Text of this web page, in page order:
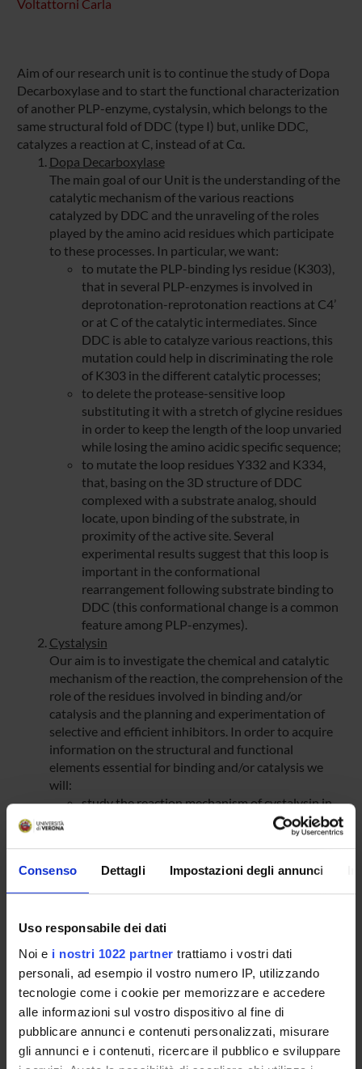
Consenso Dettagli Impostazioni degli annunci
Uso responsabile dei dati
Noi e i nostri 1022 partner trattiamo i vostri dati
personali, ad esempio il vostro numero IP, utilizzando
tecnologie come i cookie per memorizzare e accedere
alle informazioni sul vostro dispositivo al fine di
pubblicare annunci e contenuti personalizzati, misurare
gli annunci e i contenuti, ricercare il pubblico e sviluppare
Voltattorni Carla
Aim of our research unit is to continue the study of Dopa
Decarboxylase and to start the functional characterization
of another PLP-enzyme, cystalysin, which belongs to the
same structural fold of DDC (type I) but, unlike DDC,
catalyzes a reaction at C, instead of at Cα.
Dopa Decarboxylase
The main goal of our Unit is the understanding of the
catalytic mechanism of the various reactions
catalyzed by DDC and the unraveling of the roles
played by the amino acid residues which participate
to these processes. In particular, we want:
to mutate the PLP-binding lys residue (K303),
that in several PLP-enzymes is involved in
deprotonation-reprotonation reactions at C4’
or at C of the catalytic intermediates. Since
DDC is able to catalyze various reactions, this
mutation could help in discriminating the role
of K303 in the different catalytic processes;
to delete the protease-sensitive loop
substituting it with a stretch of glycine residues
in order to keep the length of the loop unvaried
while losing the amino acidic specific sequence;
to mutate the loop residues Y332 and K334,
that, basing on the 3D structure of DDC
complexed with a substrate analog, should
locate, upon binding of the substrate, in
proximity of the active site. Several
experimental results suggest that this loop is
important in the conformational
rearrangement following substrate binding to
DDC (this conformational change is a common
feature among PLP-enzymes).
Cystalysin
Our aim is to investigate the chemical and catalytic
mechanism of the reaction, the comprehension of the
role of the residues involved in binding and/or
catalysis and the planning and experimentation of
selective and efficient inhibitors. In order to acquire
information on the structural and functional
elements essential for binding and/or catalysis we
will:
study the reaction mechanism of cystalysin in
the presence of other sulfur substrates besides
cysteine, to determine substrate and reaction
identify catalytic intermediates by means of
conventional and rapid kinetic studies;
reaction with cysteine as a function of pH. This
values of residues possibly involved in
substrate binding and/or catalysis.
Furthermore, given the importance of this
enzyme in periodontal diseases, once
established the structural elements, we will
rationally plan and test potentially specific